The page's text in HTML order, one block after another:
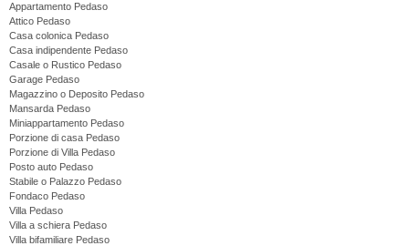
Appartamento Pedaso
Attico Pedaso
Casa colonica Pedaso
Casa indipendente Pedaso
Casale o Rustico Pedaso
Garage Pedaso
Magazzino o Deposito Pedaso
Mansarda Pedaso
Miniappartamento Pedaso
Porzione di casa Pedaso
Porzione di Villa Pedaso
Posto auto Pedaso
Stabile o Palazzo Pedaso
Fondaco Pedaso
Villa Pedaso
Villa a schiera Pedaso
Villa bifamiliare Pedaso